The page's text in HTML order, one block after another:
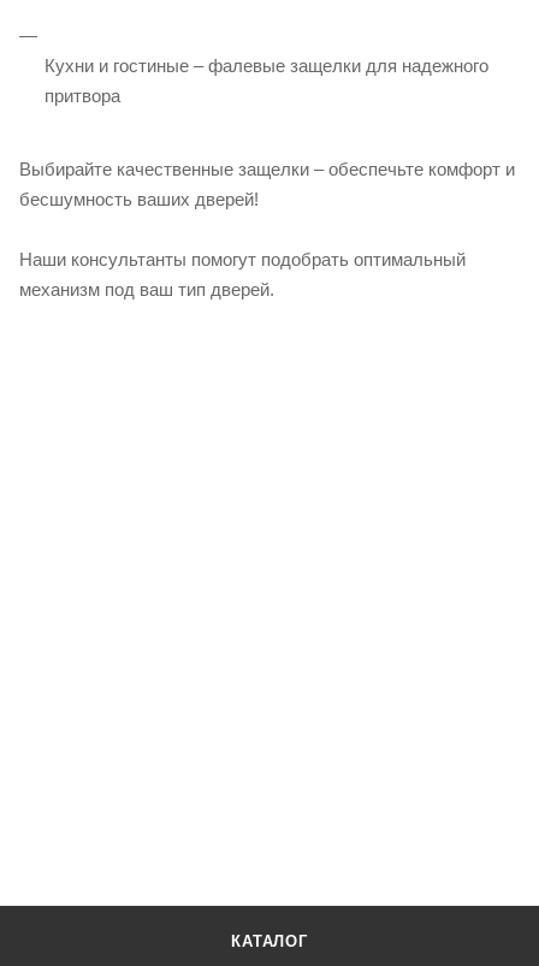
Кухни и гостиные – фалевые защелки для надежного
притвора
Выбирайте качественные защелки – обеспечьте комфорт и
бесшумность ваших дверей!
Наши консультанты помогут подобрать оптимальный
механизм под ваш тип дверей.
КАТАЛОГ